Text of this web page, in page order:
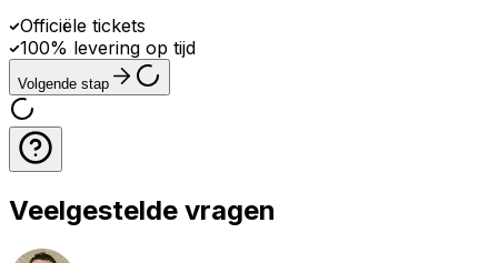
Officiële tickets
100% levering op tijd
Volgende stap
Veelgestelde vragen